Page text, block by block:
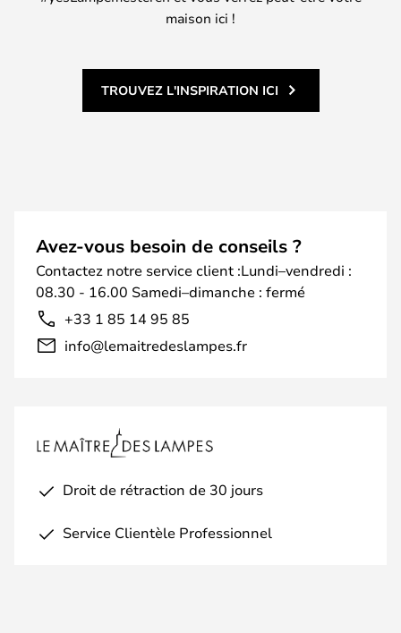
maison ici !
TROUVEZ L'INSPIRATION ICI
Avez-vous besoin de conseils ?
Contactez notre service client :Lundi–vendredi :
08.30 - 16.00 Samedi–dimanche : fermé
+33 1 85 14 95 85
info@lemaitredeslampes.fr
Droit de rétraction de 30 jours
Service Clientèle Professionnel